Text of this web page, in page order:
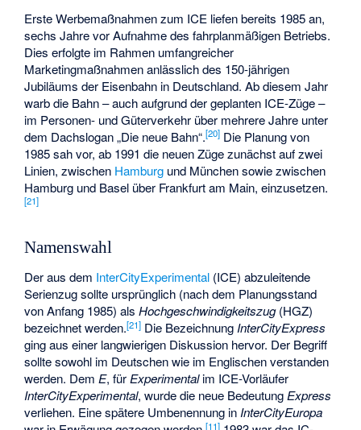
Erste Werbemaßnahmen zum ICE liefen bereits 1985 an,
sechs Jahre vor Aufnahme des fahrplanmäßigen Betriebs.
Dies erfolgte im Rahmen umfangreicher
Marketingmaßnahmen anlässlich des 150-jährigen
Jubiläums der Eisenbahn in Deutschland. Ab diesem Jahr
warb die Bahn – auch aufgrund der geplanten ICE-Züge –
im Personen- und Güterverkehr über mehrere Jahre unter
dem Dachslogan „Die neue Bahn“.[20] Die Planung von
1985 sah vor, ab 1991 die neuen Züge zunächst auf zwei
Linien, zwischen Hamburg und München sowie zwischen
Hamburg und Basel über Frankfurt am Main, einzusetzen.
[21]
Namenswahl
Der aus dem InterCityExperimental (ICE) abzuleitende
Serienzug sollte ursprünglich (nach dem Planungsstand
von Anfang 1985) alsHochgeschwindigkeitszug(HGZ)
bezeichnet werden.[21] Die BezeichnungInterCityExpress
ging aus einer langwierigen Diskussion hervor. Der Begriff
sollte sowohl im Deutschen wie im Englischen verstanden
werden. DemE, fürExperimentalim ICE-Vorläufer
InterCityExperimental, wurde die neue BedeutungExpress
verliehen. Eine spätere Umbenennung inInterCityEuropa
[11]